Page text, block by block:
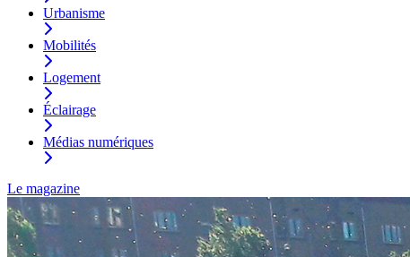
Urbanisme
Mobilités
Logement
Éclairage
Médias numériques
Le magazine